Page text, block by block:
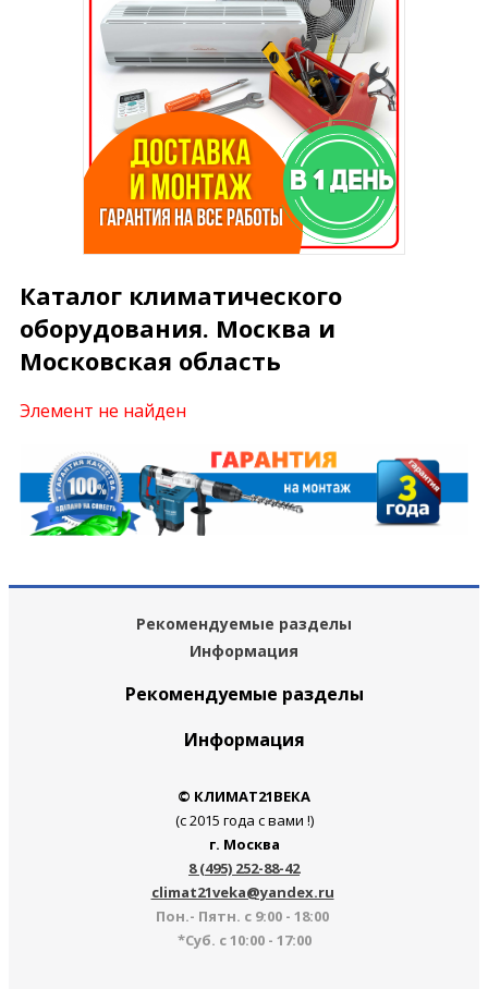
Каталог климатического
оборудования. Москва и
Московская область
Элемент не найден
Рекомендуемые разделы
Информация
Рекомендуемые разделы
Информация
© КЛИМАТ21ВЕКА
(с 2015 года с вами !)
г. Москва
8 (495) 252-88-42
climat21veka@yandex.ru
Пон.- Пятн. с 9:00 - 18:00
*Суб. с 10:00 - 17:00